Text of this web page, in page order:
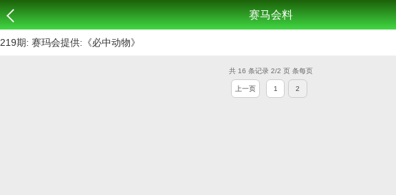
赛马会料
219期: 赛玛会提供:《必中动物》
共 16 条记录 2/2 页 条每页
上一页 1 2